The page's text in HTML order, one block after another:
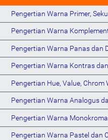
Pengertian Warna Primer,
Pengertian Warna
Pengertian Warna Panas dan
Pengertian Warna Kontras
Pengertian Hue, Value,
Pengertian Warna Analogus
Pengertian Warna
Pengertian Warna Pastel dan